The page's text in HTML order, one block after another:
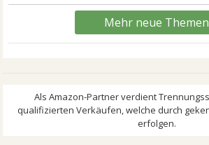
Mehr neue Themen